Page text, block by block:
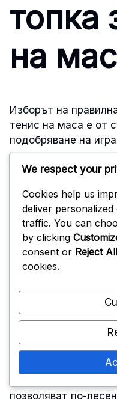
топка
на
Изборът на
тенис на маса е от
подобряване на
индивидуалните
като ниво на
трябва да
на
Вашето ниво на
типа тренировъчна
изберете.
позволяват по-
We respect your
Cookies help us
deliver
traffic. You can
by clicking
consent or Reject All
cookies.